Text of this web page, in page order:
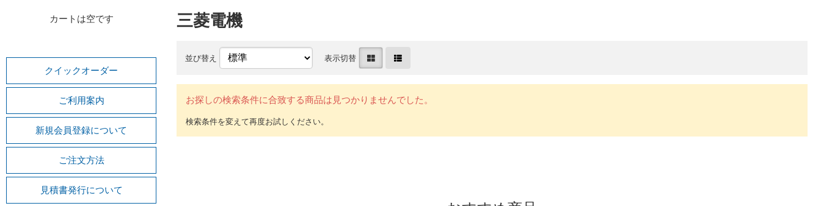
三菱電機
並び替え 表示切替
お探しの検索条件に合致する商品は見つかりませんでした。
カートは空です
クイックオーダー
ご利用案内
新規会員登録について
ご注文方法
見積書発行について